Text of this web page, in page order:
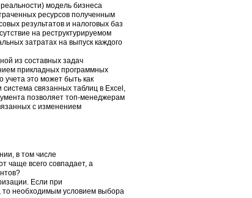
модель бизнеса
ресурсов полученным
результатов и налоговых баз
на реструктурируемом
затратах на выпуск каждого
из составных задач
прикладных программных
учета это может быть как
связанных таблиц в Excel,
позволяет топ-менеджерам
с изменением
в том числе
чаще всего совпадает, а
Если при
то необходимым условием выбора